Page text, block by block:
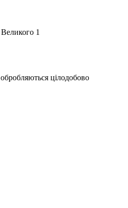
1
цілодобово